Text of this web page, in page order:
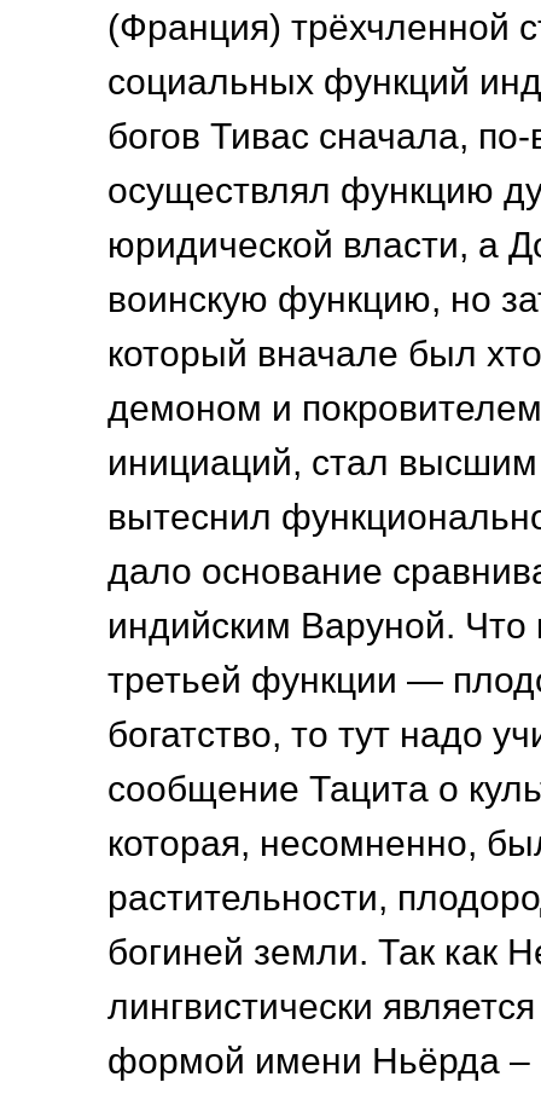
(Франция) трёхчленной
социальных функций
богов Тивас сначала,
осуществлял функцию
юридической власти, а
воинскую функцию, но
который вначале был
демоном и
инициаций, стал
вытеснил
дало основание
индийским Варуной. Что
третьей функции —
богатство, то тут надо
сообщение Тацита о
которая, несомненно,
растительности,
богиней земли. Так как
лингвистически
формой имени Ньёрда –